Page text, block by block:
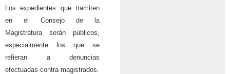
Los expedientes que tramiten
en el Consejo de la
Magistratura serán públicos,
especialmente los que se
refieran a denuncias
efectuadas contra magistrados.